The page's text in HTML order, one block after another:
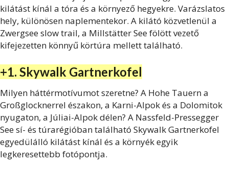
kilátást kínál a tóra és a környező hegyekre. Varázslatos
hely, különösen naplementekor. A kilátó közvetlenül a
Zwergsee slow trail, a Millstätter See fölött vezető
kifejezetten könnyű körtúra mellett található.
+1. Skywalk Gartnerkofel
Milyen háttérmotívumot szeretne? A Hohe Tauern a
Großglocknerrel északon, a Karni-Alpok és a Dolomitok
nyugaton, a Júliai-Alpok délen? A Nassfeld-Pressegger
See sí- és túrarégióban található Skywalk Gartnerkofel
egyedülálló kilátást kínál és a környék egyik
legkeresettebb fotópontja.